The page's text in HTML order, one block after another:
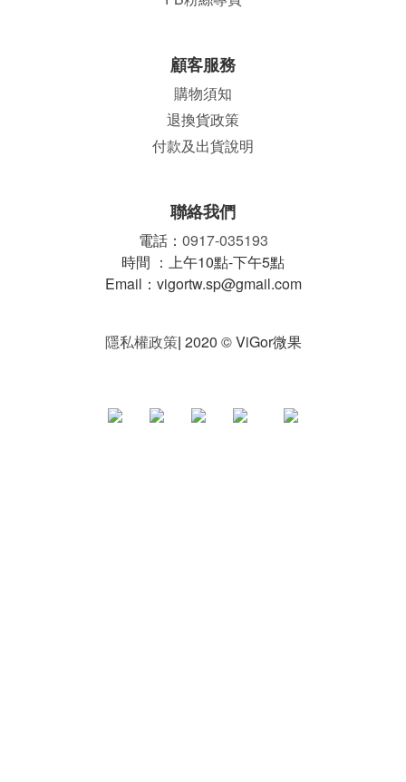
顧客服務
購物須知
退換貨政策
付款及出貨說明
聯絡我們
電話： 0917-035193
時間 ：上午10點-下午5點
Email：vigortw.sp@gmail.com
隱私權政策| 2020 © ViGor微果